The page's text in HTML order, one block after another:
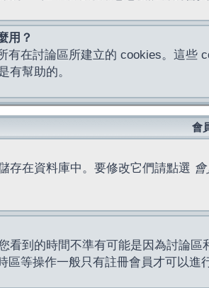
用？
有在討論區所建立的 cookies。這
有幫助的。
會
存在資料庫中。要修改它們請點選
看到的時間不準有可能是因為討論
等操作一般只有註冊會員才可以進